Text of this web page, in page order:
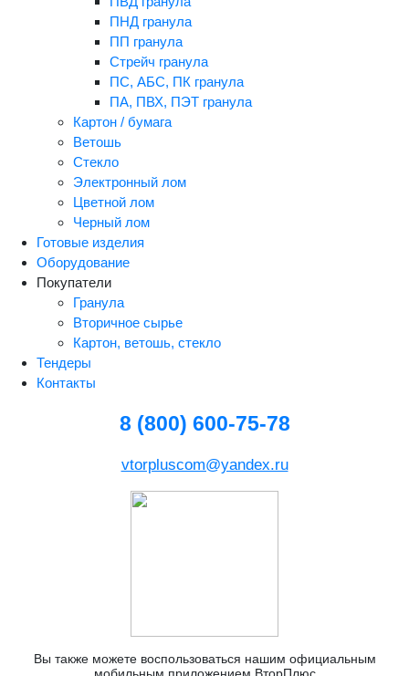
ПНД гранула
ПП гранула
Стрейч гранула
ПС, АБС, ПК гранула
ПА, ПВХ, ПЭТ гранула
Картон / бумага
Ветошь
Стекло
Электронный лом
Цветной лом
Черный лом
Готовые изделия
Оборудование
Покупатели
Гранула
Вторичное сырье
Картон, ветошь, стекло
Тендеры
Контакты
8 (800) 600-75-78
vtorpluscom@yandex.ru
Вы также можете воспользоваться нашим официальным